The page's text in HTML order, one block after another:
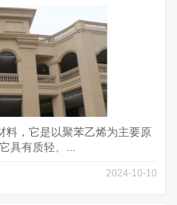
料，它是以聚苯乙烯为主要原
具有质轻、...
2024-10-10